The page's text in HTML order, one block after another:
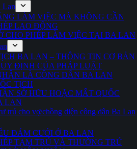
Lan
LÀM VIỆC MÀ KHÔNG CẦN
LAO ĐỘNG
CHO PHÉP LÀM VIỆC TẠI BA LAN
BA LAN – THÔNG TIN CƠ BẢN
ĐỊNH CỦA PHÁP LUẬT
LÀ CÔNG DÂN BA LAN
TỊCH
SỞ HỮU HOẶC MẤT QUỐC
LAN
trú cho vợ/chồng diện công dân Ba Lan
ĐÁM CƯỚI Ở BA LAN
TẠM TRÚ VÀ THƯỜNG TRÚ